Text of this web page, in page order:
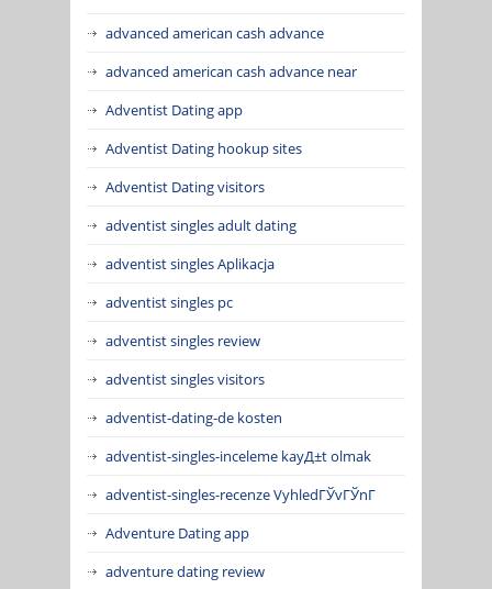
advanced american cash advance
advanced american cash advance near
Adventist Dating app
Adventist Dating hookup sites
Adventist Dating visitors
adventist singles adult dating
adventist singles Aplikacja
adventist singles pc
adventist singles review
adventist singles visitors
adventist-dating-de kosten
adventist-singles-inceleme kayД±t olmak
adventist-singles-recenze VyhledГЎvГЎnГ­
Adventure Dating app
adventure dating review